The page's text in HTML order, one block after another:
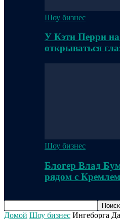
Шоу бизнес
У Кэти Перри на
открываться
Шоу бизнес
Блогер Влад
рядом с
Домой Шоу бизнес Ингеборга